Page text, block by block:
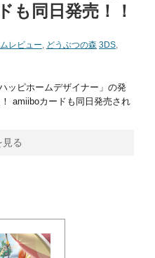
も同日発売！！
レビュー, どうぶつの森 3DS,
ッピホームデザイナー」の発
amiiboカードも同日発売され
る